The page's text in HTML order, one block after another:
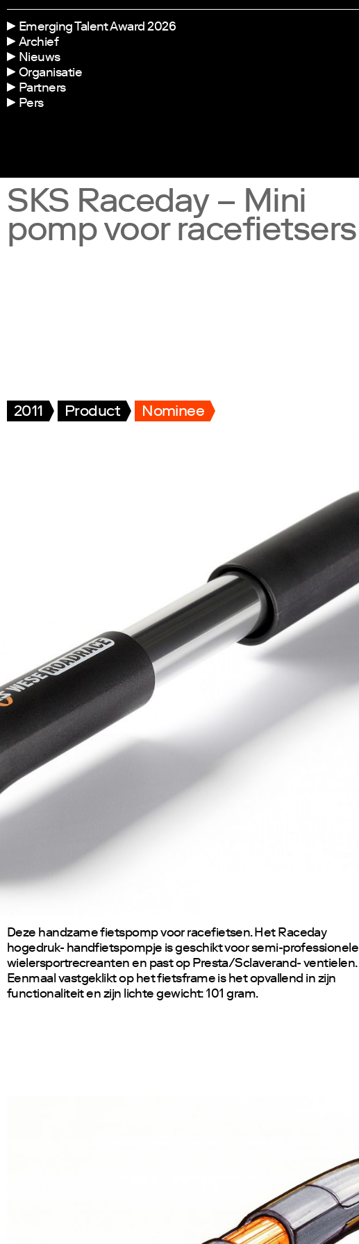
Emerging Talent Award 2026
Archief
Nieuws
Organisatie
Partners
Pers
SKS Raceday – Mini
pomp voor racefietsers
2011 Product Nominee
Deze handzame fietspomp voor racefietsen. Het Raceday
hogedruk- handfietspompje is geschikt voor semi-professionele
wielersportrecreanten en past op Presta/Sclaverand- ventielen.
Eenmaal vastgeklikt op het fietsframe is het opvallend in zijn
functionaliteit en zijn lichte gewicht: 101 gram.